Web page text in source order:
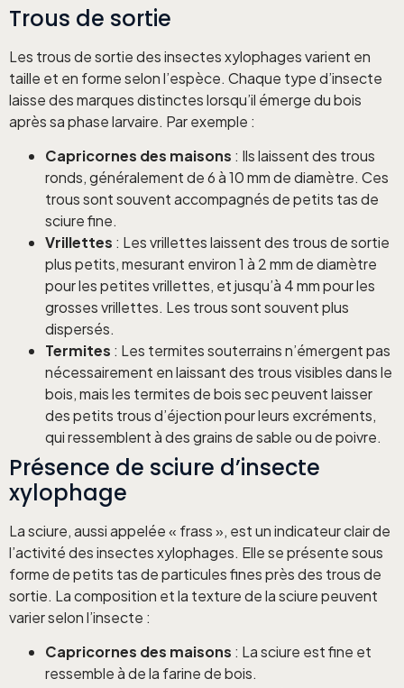
Trous de sortie
Les trous de sortie des insectes xylophages varient en
taille et en forme selon l’espèce. Chaque type d’insecte
laisse des marques distinctes lorsqu’il émerge du bois
après sa phase larvaire. Par exemple :
Capricornes des maisons : Ils laissent des trous
ronds, généralement de 6 à 10 mm de diamètre. Ces
trous sont souvent accompagnés de petits tas de
sciure fine.
Vrillettes : Les vrillettes laissent des trous de sortie
plus petits, mesurant environ 1 à 2 mm de diamètre
pour les petites vrillettes, et jusqu’à 4 mm pour les
grosses vrillettes. Les trous sont souvent plus
dispersés.
Termites : Les termites souterrains n’émergent pas
nécessairement en laissant des trous visibles dans le
bois, mais les termites de bois sec peuvent laisser
des petits trous d’éjection pour leurs excréments,
qui ressemblent à des grains de sable ou de poivre.
Présence de sciure d’insecte
xylophage
La sciure, aussi appelée « frass », est un indicateur clair de
l’activité des insectes xylophages. Elle se présente sous
forme de petits tas de particules fines près des trous de
sortie. La composition et la texture de la sciure peuvent
varier selon l’insecte :
Capricornes des maisons : La sciure est fine et
ressemble à de la farine de bois.